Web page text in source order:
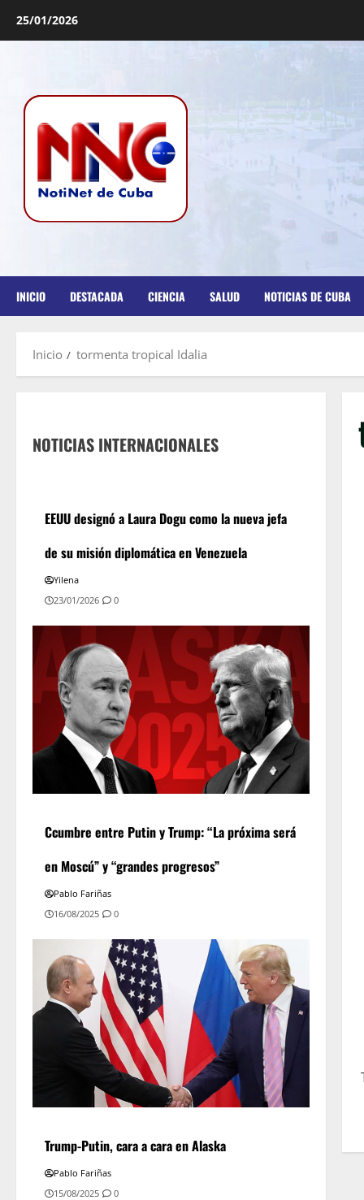
25/01/2026
INICIO DESTACADA CIENCIA SALUD NOTICIAS DE CUBA
Inicio tormenta tropical Idalia
NOTICIAS INTERNACIONALES
EEUU designó a Laura Dogu como la nueva jefa
de su misión diplomática en Venezuela
Yilena
23/01/2026
0
Ccumbre entre Putin y Trump: “La próxima será
en Moscú” y “grandes progresos”
Pablo Fariñas
16/08/2025
0
Trump-Putin, cara a cara en Alaska
Pablo Fariñas
15/08/2025
0